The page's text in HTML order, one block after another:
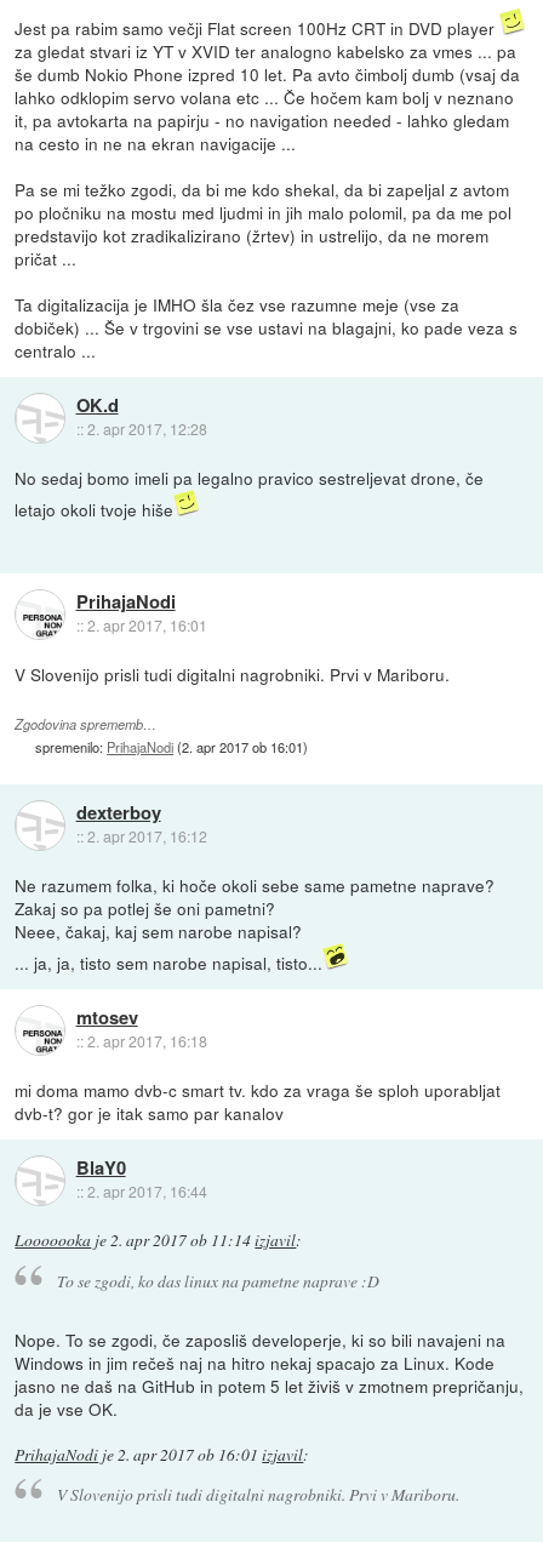
Jest pa rabim samo večji Flat screen 100Hz CRT in DVD player
za gledat stvari iz YT v XVID ter analogno kabelsko za vmes ... pa
še dumb Nokio Phone izpred 10 let. Pa avto čimbolj dumb (vsaj da
lahko odklopim servo volana etc ... Če hočem kam bolj v neznano
it, pa avtokarta na papirju - no navigation needed - lahko gledam
na cesto in ne na ekran navigacije ...
Pa se mi težko zgodi, da bi me kdo shekal, da bi zapeljal z avtom
po pločniku na mostu med ljudmi in jih malo polomil, pa da me pol
predstavijo kot zradikalizirano (žrtev) in ustrelijo, da ne morem
pričat ...
Ta digitalizacija je IMHO šla čez vse razumne meje (vse za
dobiček) ... Še v trgovini se vse ustavi na blagajni, ko pade veza s
centralo ...
OK.d
::2. apr 2017, 12:28
No sedaj bomo imeli pa legalno pravico sestreljevat drone, če
letajo okoli tvoje hiše
PrihajaNodi
::2. apr 2017, 16:01
V Slovenijo prisli tudi digitalni nagrobniki. Prvi v Mariboru.
Zgodovina sprememb…
spremenilo: PrihajaNodi(2. apr 2017 ob 16:01)
dexterboy
::2. apr 2017, 16:12
Ne razumem folka, ki hoče okoli sebe same pametne naprave?
Zakaj so pa potlej še oni pametni?
Neee, čakaj, kaj sem narobe napisal?
... ja, ja, tisto sem narobe napisal, tisto...
mtosev
::2. apr 2017, 16:18
mi doma mamo dvb-c smart tv. kdo za vraga še sploh uporabljat
dvb-t? gor je itak samo par kanalov
BlaY0
::2. apr 2017, 16:44
Looooooka je2. apr 2017 ob 11:14izjavil:
To se zgodi, ko das linux na pametne naprave :D
Nope. To se zgodi, če zaposliš developerje, ki so bili navajeni na
Windows in jim rečeš naj na hitro nekaj spacajo za Linux. Kode
jasno ne daš na GitHub in potem 5 let živiš v zmotnem prepričanju,
da je vse OK.
PrihajaNodi je2. apr 2017 ob 16:01 izjavil:
V Slovenijo prisli tudi digitalni nagrobniki. Prvi v Mariboru.